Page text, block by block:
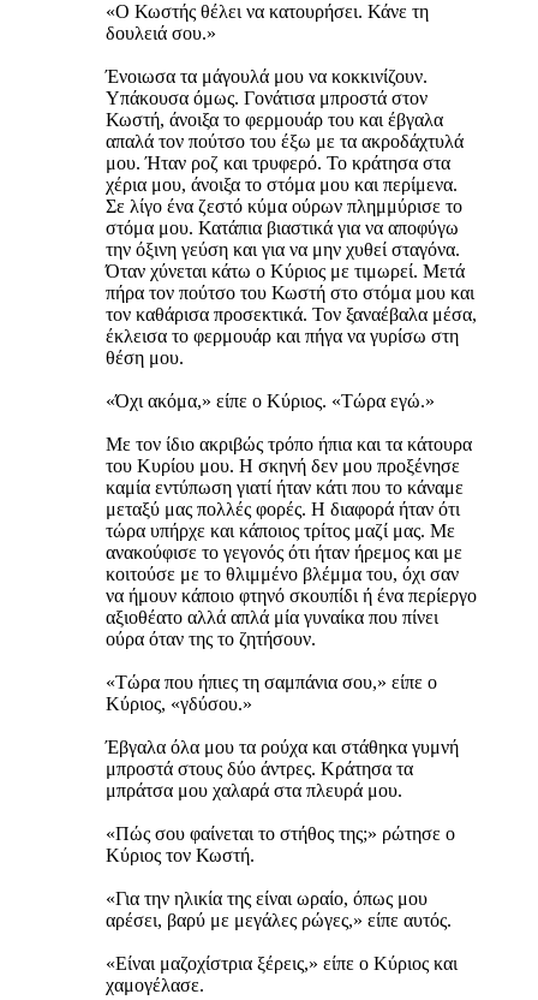
«Ο Κωστής θέλει να κατουρήσει. Κάνε τη
δουλειά σου.»
Ένοιωσα τα μάγουλά μου να κοκκινίζουν.
Υπάκουσα όμως. Γονάτισα μπροστά στον
Κωστή, άνοιξα το φερμουάρ του και έβγαλα
απαλά τον πούτσο του έξω με τα ακροδάχτυλά
μου. Ήταν ροζ και τρυφερό. Το κράτησα στα
χέρια μου, άνοιξα το στόμα μου και περίμενα.
Σε λίγο ένα ζεστό κύμα ούρων πλημμύρισε το
στόμα μου. Κατάπια βιαστικά για να αποφύγω
την όξινη γεύση και για να μην χυθεί σταγόνα.
Όταν χύνεται κάτω ο Κύριος με τιμωρεί. Μετά
πήρα τον πούτσο του Κωστή στο στόμα μου και
τον καθάρισα προσεκτικά. Τον ξαναέβαλα μέσα,
έκλεισα το φερμουάρ και πήγα να γυρίσω στη
θέση μου.
«Όχι ακόμα,» είπε ο Κύριος. «Τώρα εγώ.»
Με τον ίδιο ακριβώς τρόπο ήπια και τα κάτουρα
του Κυρίου μου. Η σκηνή δεν μου προξένησε
καμία εντύπωση γιατί ήταν κάτι που το κάναμε
μεταξύ μας πολλές φορές. Η διαφορά ήταν ότι
τώρα υπήρχε και κάποιος τρίτος μαζί μας. Με
ανακούφισε το γεγονός ότι ήταν ήρεμος και με
κοιτούσε με το θλιμμένο βλέμμα του, όχι σαν
να ήμουν κάποιο φτηνό σκουπίδι ή ένα περίεργο
αξιοθέατο αλλά απλά μία γυναίκα που πίνει
ούρα όταν της το ζητήσουν.
«Τώρα που ήπιες τη σαμπάνια σου,» είπε ο
Κύριος, «γδύσου.»
Έβγαλα όλα μου τα ρούχα και στάθηκα γυμνή
μπροστά στους δύο άντρες. Κράτησα τα
μπράτσα μου χαλαρά στα πλευρά μου.
«Πώς σου φαίνεται το στήθος της;» ρώτησε ο
Κύριος τον Κωστή.
«Για την ηλικία της είναι ωραίο, όπως μου
αρέσει, βαρύ με μεγάλες ρώγες,» είπε αυτός.
«Είναι μαζοχίστρια ξέρεις,» είπε ο Κύριος και
χαμογέλασε.